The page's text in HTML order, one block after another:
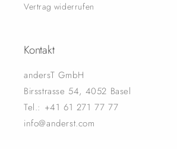
Vertrag widerrufen
Kontakt
andersT GmbH
Birsstrasse 54, 4052 Basel
Tel.: +41 61 271 77 77
info@anderst.com